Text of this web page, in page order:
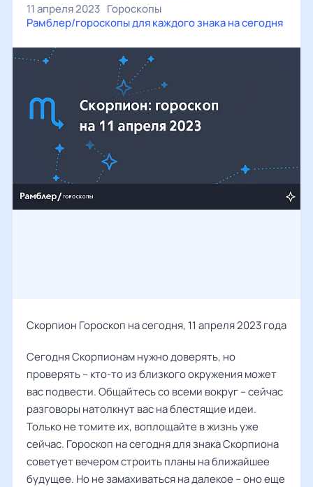
11 апреля 2023 Гороскопы
Рамблер/гороскопы для каждого знака на сегодня
Скорпион Гороскоп на сегодня, 11 апреля 2023 года
Сегодня Скорпионам нужно доверять, но
проверять – кто-то из близкого окружения может
вас подвести. Общайтесь со всеми вокруг – сейчас
разговоры натолкнут вас на блестящие идеи.
Только не томите их, воплощайте в жизнь уже
сейчас. Гороскоп на сегодня для знака Скорпиона
советует вечером строить планы на ближайшее
будущее. Но не замахиваться на далекое – оно еще